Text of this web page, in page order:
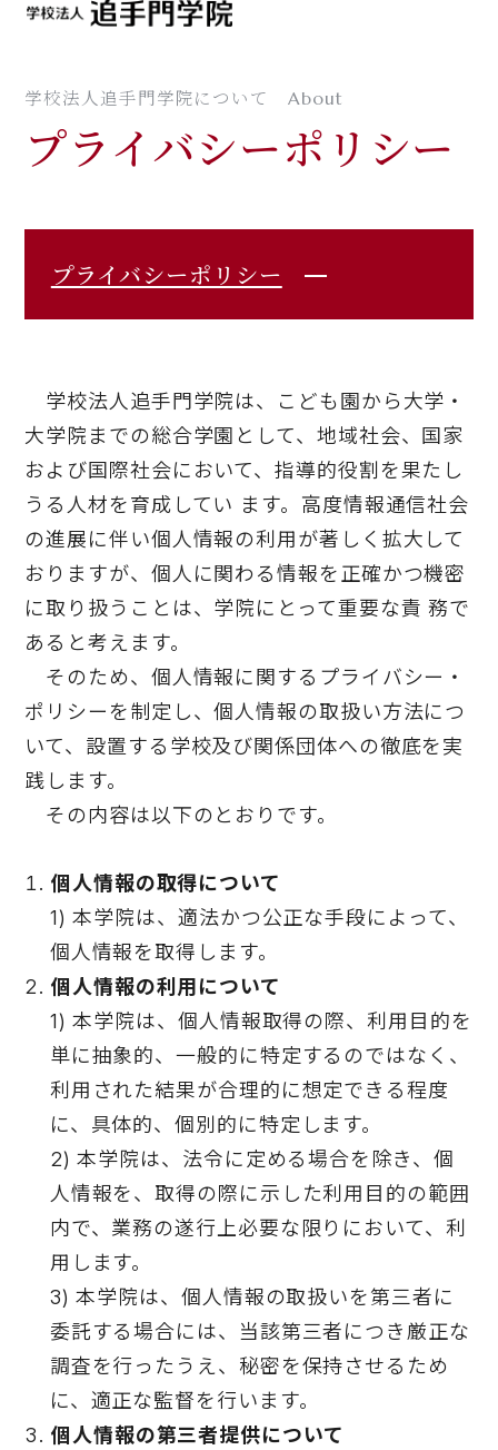
学校法人追手門学院について About
プライバシーポリシー
プライバシーポリシー
学校法人追手門学院は、こども園から大学・
大学院までの総合学園として、地域社会、国家
および国際社会において、指導的役割を果たし
うる人材を育成してい ます。高度情報通信社会
の進展に伴い個人情報の利用が著しく拡大して
おりますが、個人に関わる情報を正確かつ機密
に取り扱うことは、学院にとって重要な責 務で
あると考えます。
そのため、個人情報に関するプライバシー・
ポリシーを制定し、個人情報の取扱い方法につ
いて、設置する学校及び関係団体への徹底を実
践します。
その内容は以下のとおりです。
個人情報の取得について
1) 本学院は、適法かつ公正な手段によって、
個人情報を取得します。
個人情報の利用について
1) 本学院は、個人情報取得の際、利用目的を
単に抽象的、一般的に特定するのではなく、
利用された結果が合理的に想定できる程度
に、具体的、個別的に特定します。
2) 本学院は、法令に定める場合を除き、個
人情報を、取得の際に示した利用目的の範囲
内で、業務の遂行上必要な限りにおいて、利
用します。
3) 本学院は、個人情報の取扱いを第三者に
委託する場合には、当該第三者につき厳正な
調査を行ったうえ、秘密を保持させるため
に、適正な監督を行います。
個人情報の第三者提供について